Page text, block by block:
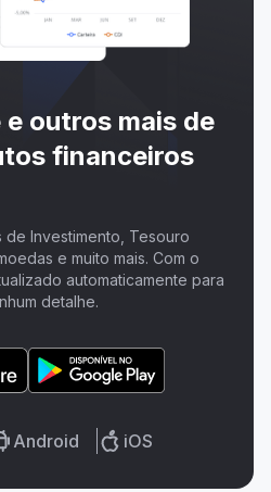
outros mais de
financeiros
Investimento, Tesouro
e muito mais. Com o
automaticamente para
detalhe.
Android iOS